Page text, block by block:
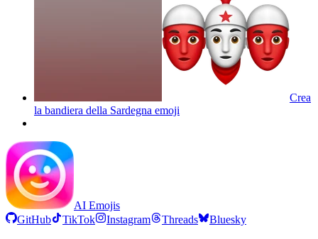
Crea
la bandiera della Sardegna emoji
AI Emojis
GitHub
TikTok Instagram Threads Bluesky